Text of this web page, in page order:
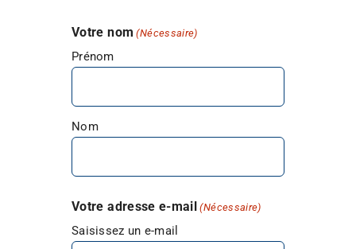
Votre nom (Nécessaire)
Prénom
Nom
Votre adresse e-mail (Nécessaire)
Saisissez un e-mail